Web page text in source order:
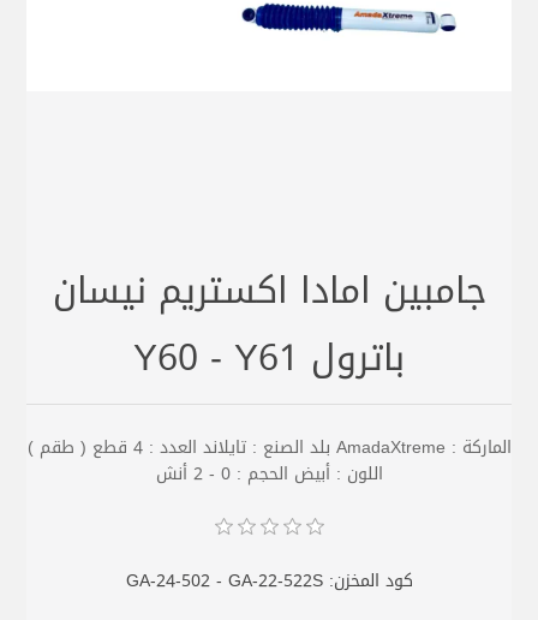
جامبين امادا اكستريم نيسان
باترول Y60 - Y61
الماركة : AmadaXtreme بلد الصنع : تايلاند العدد : 4 قطع ( طقم )
اللون : أبيض الحجم : 0 - 2 أنش
كود المخزن: GA-24-502 - GA-22-522S